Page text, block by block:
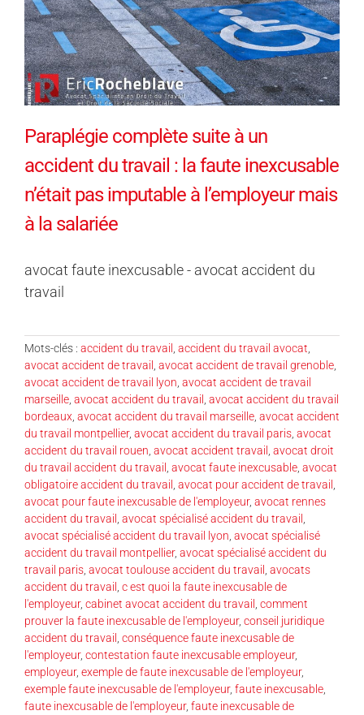
Paraplégie complète suite à un
accident du travail : la faute inexcusable
n’était pas imputable à l’employeur mais
à la salariée
avocat faute inexcusable - avocat accident du
travail
Mots-clés : accident du travail accident du travail avocat
avocat accident de travail
avocat accident de travail grenoble
avocat accident de travail lyon avocat accident de travail
marseille avocat accident du travail
avocat accident du travail
bordeaux avocat accident du travail marseille avocat accident
du travail montpellier, avocat accident du travail paris avocat
accident du travail rouen avocat accident travail
avocat droit
du travail accident du travail
avocat faute inexcusable avocat
obligatoire accident du travail
avocat pour accident de travail
avocat pour faute inexcusable de l'employeur, avocat rennes
accident du travail
avocat spécialisé accident du travail
avocat spécialisé accident du travail lyon avocat spécialisé
accident du travail montpellier, avocat spécialisé accident du
travail paris avocat toulouse accident du travail
avocats
accident du travail
c est quoi la faute inexcusable de
l'employeur, cabinet avocat accident du travail
comment
prouver la faute inexcusable de l'employeur, conseil juridique
accident du travail
conséquence faute inexcusable de
l'employeur, contestation faute inexcusable employeur,
employeur, exemple de faute inexcusable de l'employeur,
exemple faute inexcusable de l'employeur, faute inexcusable
faute inexcusable de l'employeur, faute inexcusable de